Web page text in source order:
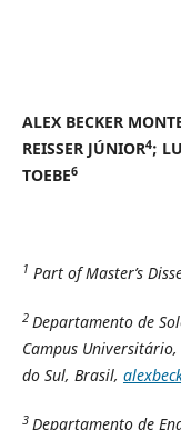
ALEX BECKER
REISSER JÚNIOR4;
TOEBE6
1 Part of Master’s
2 Departamento de
Campus
do Sul, Brasil,
3 Departamento de